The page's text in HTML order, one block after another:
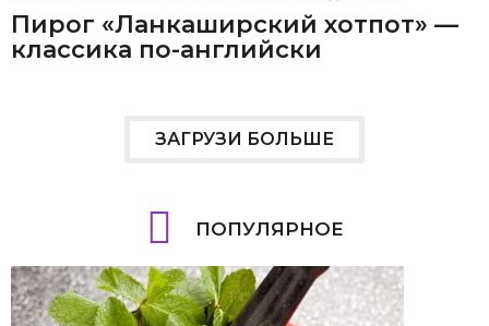
Пирог «Ланкаширский хотпот» —
классика по-английски
ЗАГРУЗИ БОЛЬШЕ
ПОПУЛЯРНОЕ